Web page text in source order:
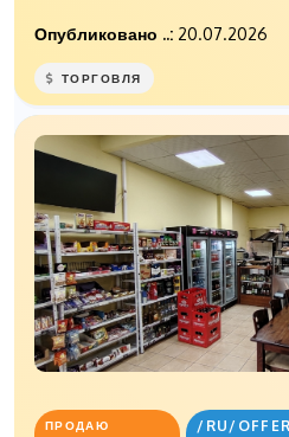
Опубликовано ..: 20.07.2026
ТОРГОВЛЯ
ПРОДАЮ
/RU/